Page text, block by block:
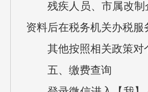
残疾人员、市属改
资料后在税务机关办税
其他按照相关政策
五、缴费查询